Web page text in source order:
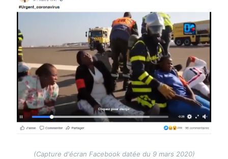
(Capture d'écran Facebook datée du 9 mars 2020)